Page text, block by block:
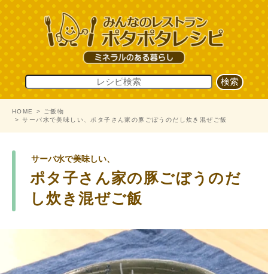
HOME
ご飯物
サーバ水で美味しい、ポタ子さん家の豚ごぼうのだし炊き混ぜご飯
サーバ水で美味しい、
ポタ子さん家の豚ごぼうのだ
し炊き混ぜご飯